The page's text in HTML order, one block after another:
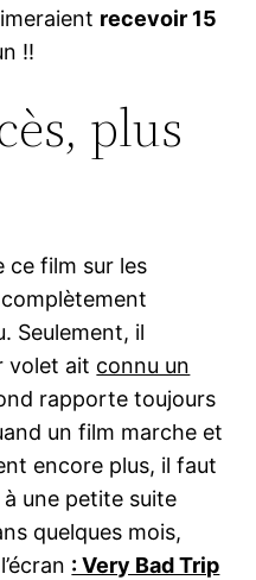
recevoir 15
!!
plus
ce film sur les
Seulement, il
volet ait connu un
rapporte toujours
un film marche et
encore plus, il faut
une petite suite
quelques mois,
: Very Bad Trip